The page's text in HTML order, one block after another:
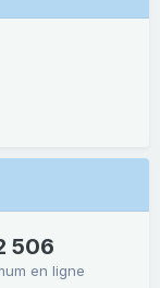
506
en ligne